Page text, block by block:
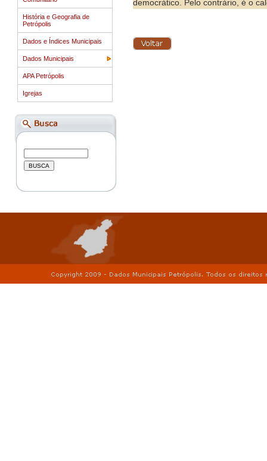
História e Geografia de
Petrópolis
Dados e Índices Municipais
Dados Municipais
APA Petrópolis
Igrejas
democrático. Pelo contrário, é o